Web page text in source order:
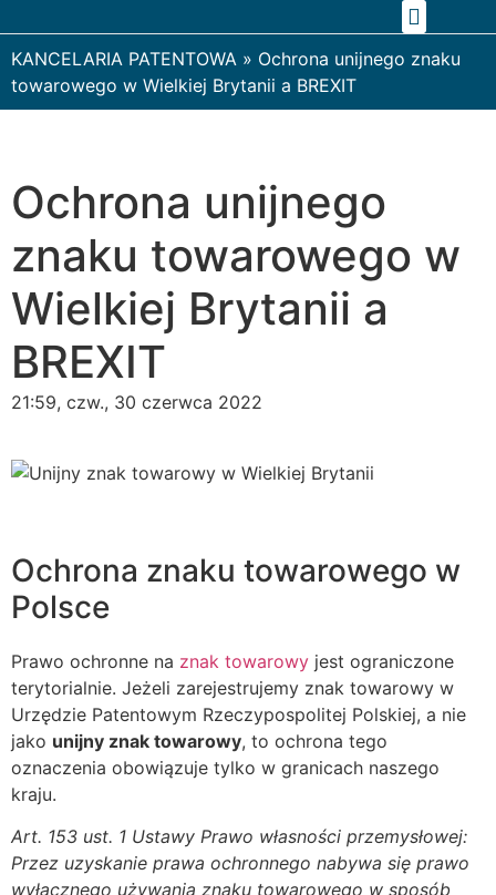
KANCELARIA PATENTOWA » Ochrona unijnego znaku
towarowego w Wielkiej Brytanii a BREXIT
Ochrona unijnego
znaku towarowego w
Wielkiej Brytanii a
BREXIT
21:59, czw., 30 czerwca 2022
Ochrona znaku towarowego w
Polsce
Prawo ochronne na znak towarowy jest ograniczone
terytorialnie. Jeżeli zarejestrujemy znak towarowy w
Urzędzie Patentowym Rzeczypospolitej Polskiej, a nie
jako unijny znak towarowy, to ochrona tego
oznaczenia obowiązuje tylko w granicach naszego
kraju.
Art. 153 ust. 1 Ustawy Prawo własności przemysłowej:
Przez uzyskanie prawa ochronnego nabywa się prawo
wyłącznego używania znaku towarowego w sposób